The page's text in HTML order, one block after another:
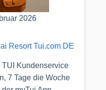
2026
Resort Tui.com DE
Kundenservice
7 Tage die Woche